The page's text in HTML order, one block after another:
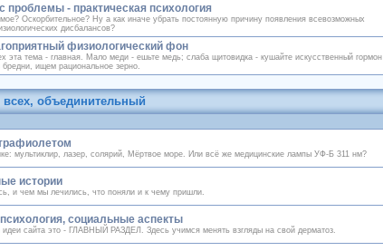
проблемы - практическая психология
Оскорбительное? Ну а как иначе убрать постоянную причину появления всевозможных
дисбалансов?
физиологический фон
эта тема - главная. Мало меди - ешьте медь; слаба щитовидка - кушайте искусственный гормон
ищем рациональное зерно.
объединительный
мультиклир, лазер, солярий, Мёртвое море. Или всё же медицинские лампы УФ-Б 311 нм?
истории
и чем мы лечились, что поняли и к чему пришли.
социальные аспекты
идеи сайта это - ГЛАВНЫЙ РАЗДЕЛ. Здесь учимся менять взгляды на свой дерматоз.